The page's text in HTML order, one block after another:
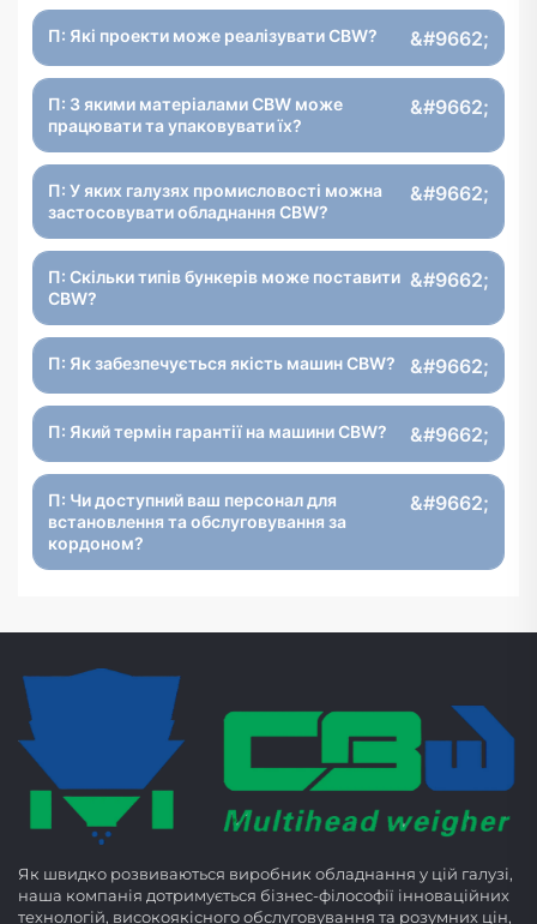
П: Які проекти може реалізувати CBW?
П: З якими матеріалами CBW може
працювати та упаковувати їх?
П: У яких галузях промисловості можна
застосовувати обладнання CBW?
П: Скільки типів бункерів може поставити
CBW?
П: Як забезпечується якість машин CBW?
П: Який термін гарантії на машини CBW?
П: Чи доступний ваш персонал для
встановлення та обслуговування за
кордоном?
Як швидко розвиваються виробник обладнання у цій галузі,
наша компанія дотримується бізнес-філософії інноваційних
технологій, високоякісного обслуговування та розумних цін,